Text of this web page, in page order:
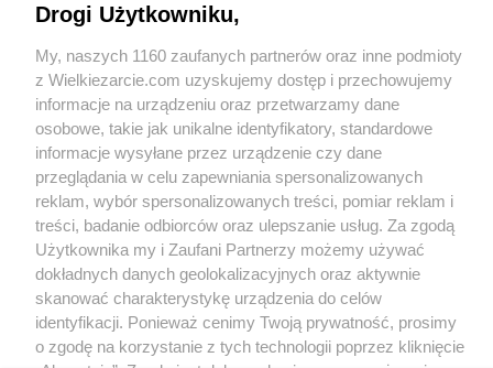
Meksykanskie golabki
2
Kotlety jajeczne z
pieczarkami
50
Duusiak
Kotlety mielone
fałszerza
4.4k 5 0
DominikaMeamanu
Mielone z kiełbaską
3.6k
Duusiak
1 2 3 4 5 6 7 8 9 >
Drogi Użytkowniku,
My, naszych 1160 zaufanych partnerów oraz inne podmioty
z Wielkiezarcie.com uzyskujemy dostęp i przechowujemy
informacje na urządzeniu oraz przetwarzamy dane
osobowe, takie jak unikalne identyfikatory, standardowe
informacje wysyłane przez urządzenie czy dane
przeglądania w celu zapewniania spersonalizowanych
reklam, wybór spersonalizowanych treści, pomiar reklam i
treści, badanie odbiorców oraz ulepszanie usług. Za zgodą
Użytkownika my i Zaufani Partnerzy możemy używać
dokładnych danych geolokalizacyjnych oraz aktywnie
skanować charakterystykę urządzenia do celów
identyfikacji. Ponieważ cenimy Twoją prywatność, prosimy
o zgodę na korzystanie z tych technologii poprzez kliknięcie